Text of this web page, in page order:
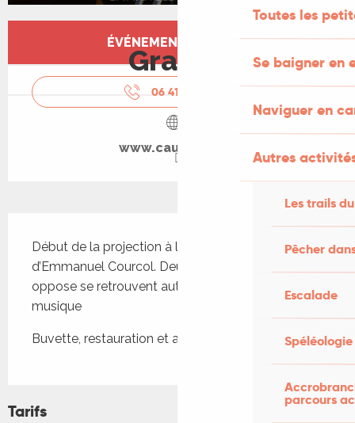
Toutes les
Se baigner en
Naviguer en
Autres
Les trails
Pêcher
Escalade
Spéléologie
parcours
Ouverture et coordonnées
ÉVÉNEMENT TERMINÉ
Gratuit
06 41 97 66
www.cauvaldor.fr
Début de la projection à la tombée de la nuit. Film
d’Emmanuel Courcol. Deux frères que tout
oppose se retrouvent autour de l’amour de la
musique
Buvette, restauration et animation musicale
Tarifs